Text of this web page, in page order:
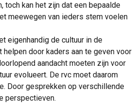
toch kan het zijn dat een bepaalde
meewegen van ieders stem voelen
eigenhandig de cultuur in de
helpen door kaders aan te geven voor
aandacht moeten zijn voor
evolueert. De rvc moet daarom
Door gesprekken op verschillende
perspectieven.